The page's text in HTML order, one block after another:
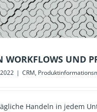
WORKFLOWS UND
| CRM,
Handeln in jedem